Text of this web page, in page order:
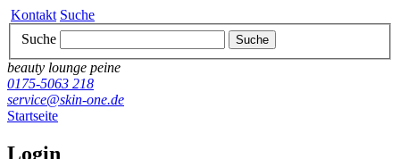
Kontakt Suche
Suche
Suche
beauty lounge peine
0175-5063 218
service@skin-one.de
Startseite
Login